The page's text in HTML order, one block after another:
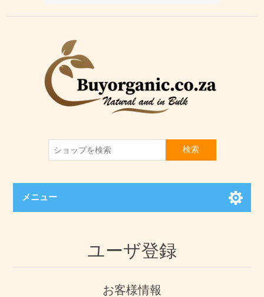
検索
メニュー
ユーザ登録
お客様情報